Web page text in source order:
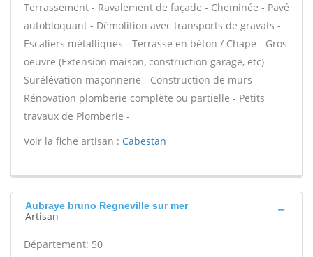
Terrassement - Ravalement de façade - Cheminée - Pavé
autobloquant - Démolition avec transports de gravats -
Escaliers métalliques - Terrasse en béton / Chape - Gros
oeuvre (Extension maison, construction garage, etc) -
Surélévation maçonnerie - Construction de murs -
Rénovation plomberie complète ou partielle - Petits
travaux de Plomberie -
Voir la fiche artisan : Cabestan
Aubraye bruno Regneville sur mer
Artisan
Département: 50